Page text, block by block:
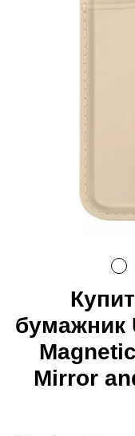
бумажник
Mirror